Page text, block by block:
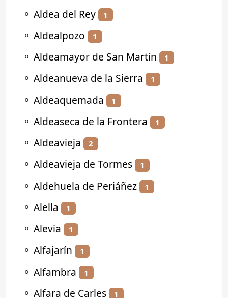
⚬ Aldea del Rey 1
⚬ Aldealpozo 1
⚬ Aldeamayor de San Martín 1
⚬ Aldeanueva de la Sierra 1
⚬ Aldeaquemada 1
⚬ Aldeaseca de la Frontera 1
⚬ Aldeavieja 2
⚬ Aldeavieja de Tormes 1
⚬ Aldehuela de Periáñez 1
⚬ Alella 1
⚬ Alevia 1
⚬ Alfajarín 1
⚬ Alfambra 1
⚬ Alfara de Carles 1